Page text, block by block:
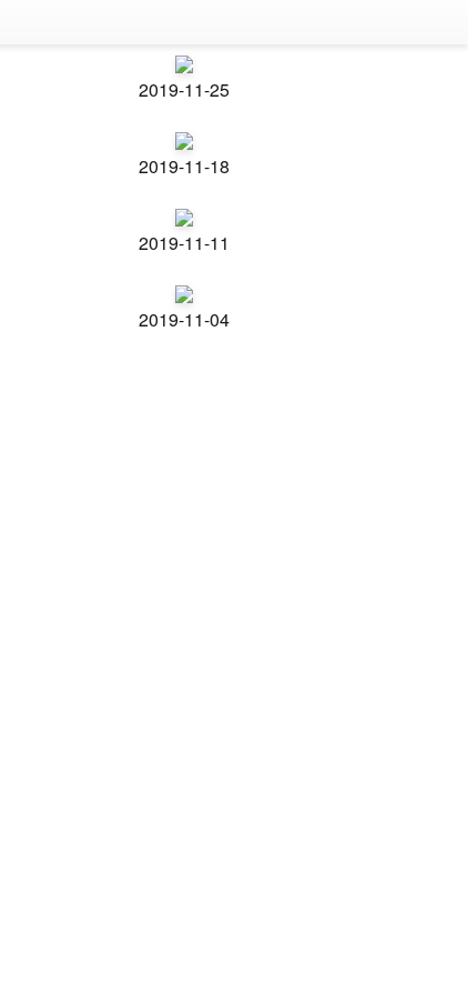
2019-11-25
2019-11-18
2019-11-11
2019-11-04